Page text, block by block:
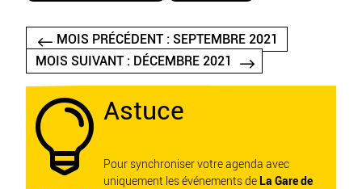
MOIS PRÉCÉDENT : SEPTEMBRE 2021
MOIS SUIVANT : DÉCEMBRE 2021
 Astuce
Pour synchroniser votre agenda avec
uniquement les événements de La Gare de